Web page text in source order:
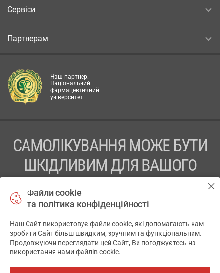
Сервіси
Партнерам
Наш партнер:
Національний
фармацевтичний
університет
САМОЛІКУВАННЯ МОЖЕ БУТИ
ШКІДЛИВИМ ДЛЯ ВАШОГО
ПЕРЕД ЗАСТОСУВАННЯМ ПРЕПАРАТУ ПРОКОНСУЛЬТУЙТЕСЬ
ТОВ «АПТЕКА 911.ЮА» Код ЄДРПОУ 43631965.
Відмова від відповідальності
Файли cookie
та політика конфіденційності
Наш Сайт використовує файли cookie, які допомагають нам
зробити Сайт більш швидким, зручним та функціональним.
Продовжуючи переглядати цей Сайт, Ви погоджуєтесь на
використання нами файлів cookie.
✕